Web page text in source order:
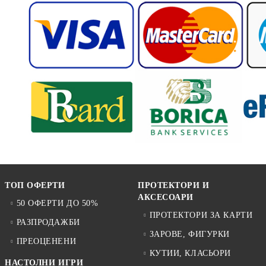
ТОП ОФЕРТИ
50 ОФЕРТИ ДО 50%
РАЗПРОДАЖБИ
ПРЕОЦЕНЕНИ
НАСТОЛНИ ИГРИ
ПРОТЕКТОРИ И
АКСЕСОАРИ
ПРОТЕКТОРИ ЗА КАРТИ
ЗАРОВЕ, ФИГУРКИ
КУТИИ, КЛАСЬОРИ